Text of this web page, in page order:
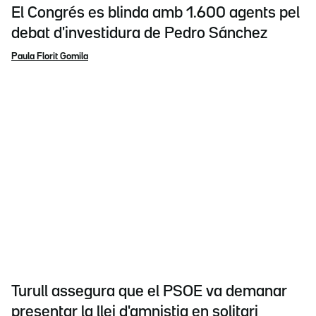
El Congrés es blinda amb 1.600 agents pel
debat d'investidura de Pedro Sánchez
Paula Florit Gomila
Turull assegura que el PSOE va demanar
presentar la llei d'amnistia en solitari